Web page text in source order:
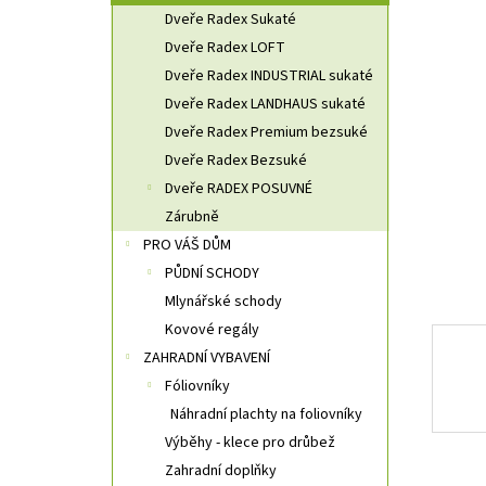
Dveře Radex Sukaté
Dveře Radex LOFT
Dveře Radex INDUSTRIAL sukaté
Dveře Radex LANDHAUS sukaté
Dveře Radex Premium bezsuké
Dveře Radex Bezsuké
Dveře RADEX POSUVNÉ
Zárubně
PRO VÁŠ DŮM
PŮDNÍ SCHODY
Mlynářské schody
Kovové regály
ZAHRADNÍ VYBAVENÍ
Fóliovníky
Náhradní plachty na foliovníky
Výběhy - klece pro drůbež
Zahradní doplňky